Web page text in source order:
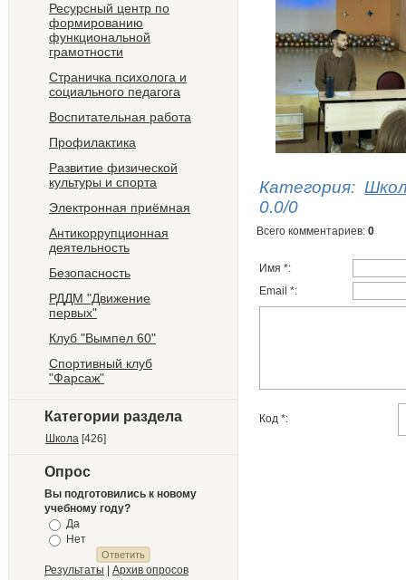
Ресурсный центр по
формированию
функциональной
грамотности
Страничка психолога и
социального педагога
Воспитательная работа
Профилактика
Развитие физической
культуры и спорта
Электронная приёмная
Антикоррупционная
деятельность
Безопасность
РДДМ "Движение
первых"
Клуб "Вымпел 60"
Спортивный клуб
"Фарсаж"
Категории раздела
Школа [426]
Опрос
Вы подготовились к новому
учебному году?
Да
Нет
Результаты | Архив опросов
Категория:
0.0/0
Всего комментариев: 0
Имя *:
Email *:
Код *: